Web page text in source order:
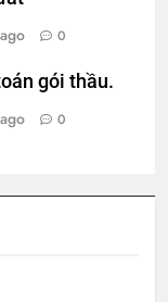
0
gói thầu.
0